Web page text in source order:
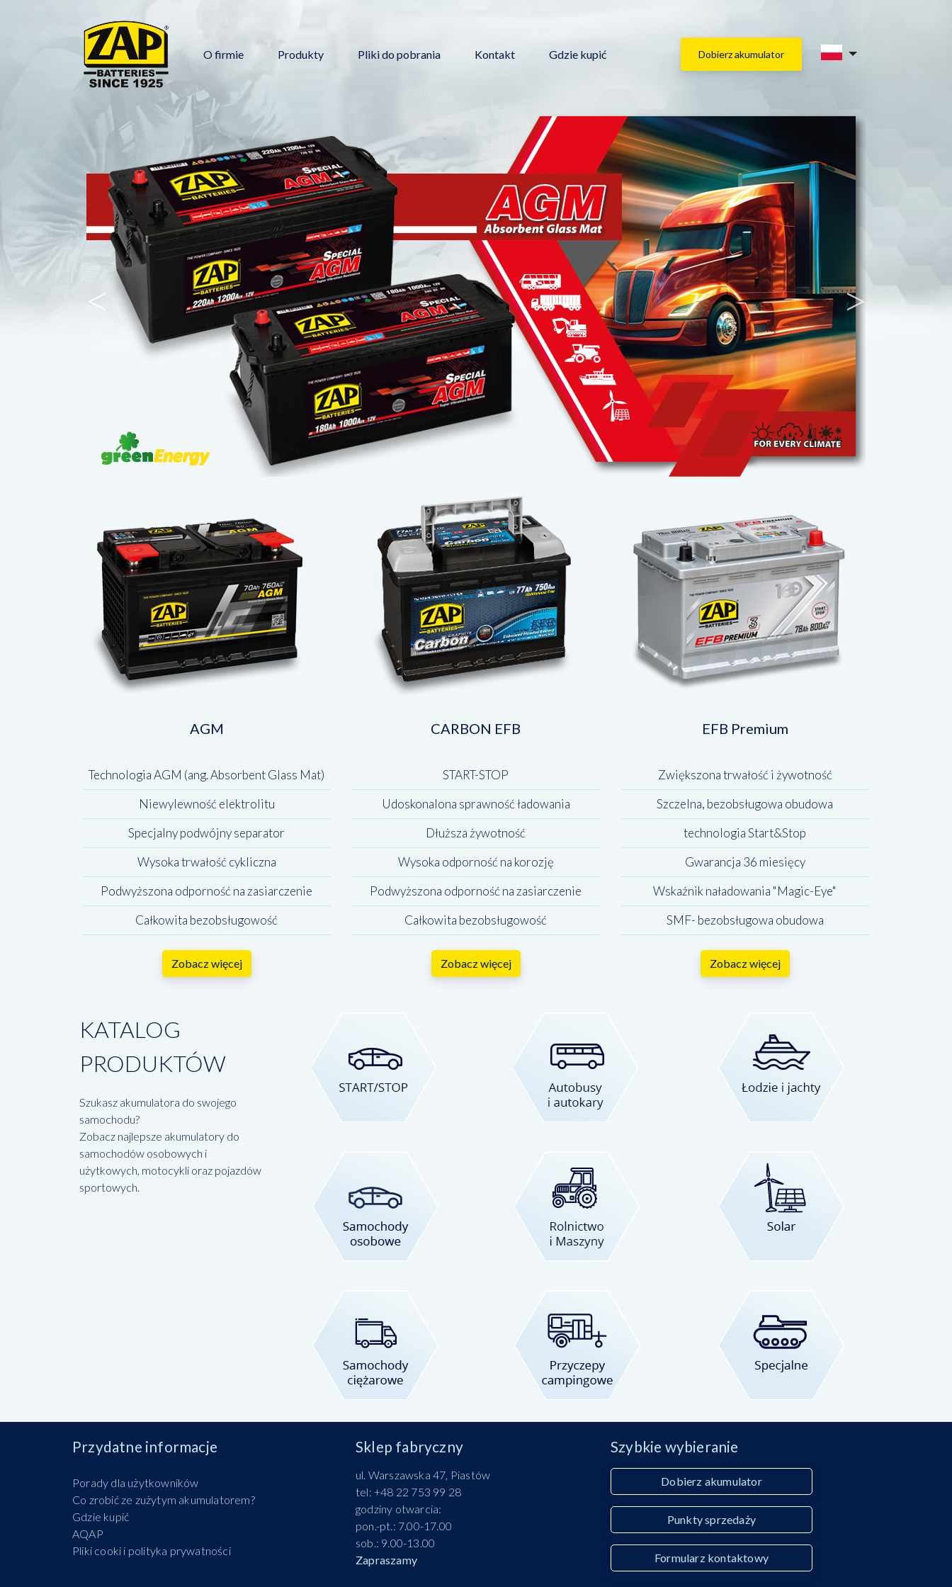
Główna nawigacja
O firmie Produkty Pliki do pobrania Kontakt Gdzie kupić Выберите аккумулятор
Dobierz akumulator
AGM
Technologia AGM (ang. Absorbent Glass Mat)
Niewylewność elektrolitu
Specjalny podwójny separator
Wysoka trwałość cykliczna
Podwyższona odporność na zasiarczenie
Całkowita bezobsługowość
Zobacz więcej
CARBON EFB
START-STOP
Udoskonalona sprawność ładowania
Dłuższa żywotność
Wysoka odporność na korozję
Podwyższona odporność na zasiarczenie
Całkowita bezobsługowość
Zobacz więcej
EFB Premium
Zwiększona trwałość i żywotność
Szczelna, bezobsługowa obudowa
technologia Start&Stop
Gwarancja 36 miesięcy
Wskaźnik naładowania "Magic-Eye"
SMF- bezobsługowa obudowa
Zobacz więcej
KATALOG
PRODUKTÓW
Szukasz akumulatora do swojego
samochodu?
Zobacz najlepsze akumulatory do
samochodów osobowych i
użytkowych, motocykli oraz pojazdów
sportowych.
Przydatne informacje
Porady dla użytkowników
Co zrobić ze zużytym akumulatorem?
Gdzie kupić
AQAP
Pliki cooki i polityka prywatności
Sklep fabryczny
ul. Warszawska 47, Piastów
tel: +48 22 753 99 28
godziny otwarcia:
pon.-pt.: 7.00-17.00
sob.: 9.00-13.00
Zapraszamy
Szybkie wybieranie
Dobierz akumulator
Punkty sprzedaży
Formularz kontaktowy